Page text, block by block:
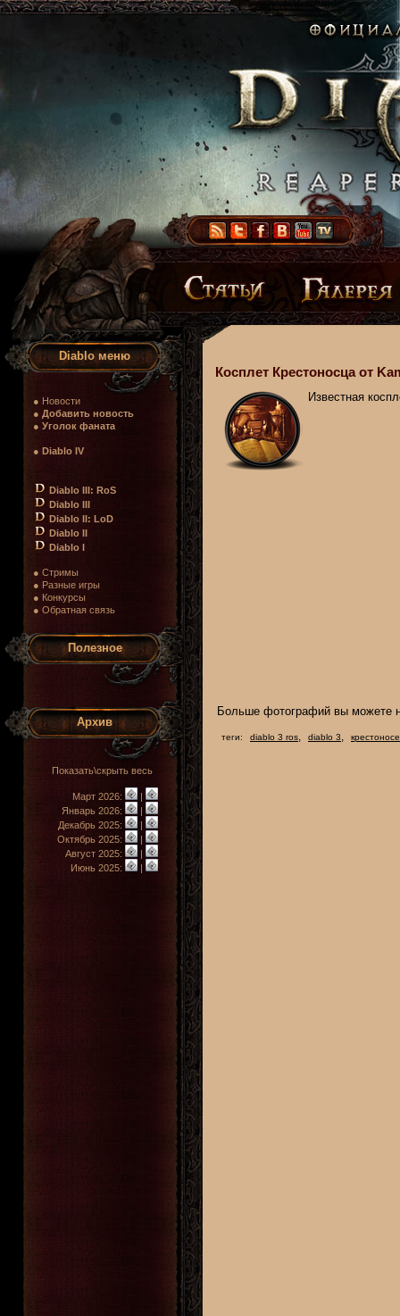
Diablo меню
● Новости
● Добавить новость
● Уголок фаната
● Diablo IV
Diablo III: RoS
Diablo III
Diablo II: LoD
Diablo II
Diablo I
● Стримы
● Разные игры
● Конкурсы
● Обратная связь
Полезное
Архив
Показать\скрыть весь
Март 2026:
|
Январь 2026:
|
Декабрь 2025:
|
Октябрь 2025:
|
Август 2025:
|
Июнь 2025:
|
Косплет Крестоносца от
Известная
Больше фотографий вы можете
теги: diablo 3 ros, diablo 3,